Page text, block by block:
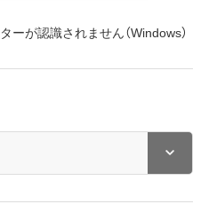
ーが認識されません（Windows）